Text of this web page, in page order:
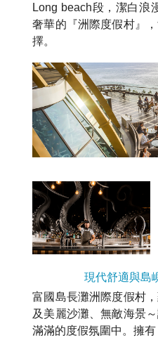
Long beach段，潔白浪
奢華的『洲際度假村』
擇。
現代舒適與島
富國島長灘洲際度假村
及美麗沙灘、無敵海景
滿滿的度假氛圍中。擁